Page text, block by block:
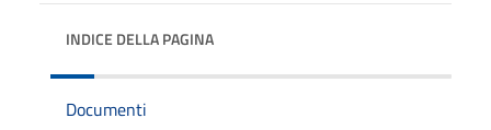
INDICE DELLA PAGINA
Documenti